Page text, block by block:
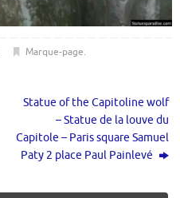
Marque-page.
Statue of the Capitoline wolf
– Statue de la louve du
Capitole – Paris square Samuel
Paty 2 place Paul Painlevé